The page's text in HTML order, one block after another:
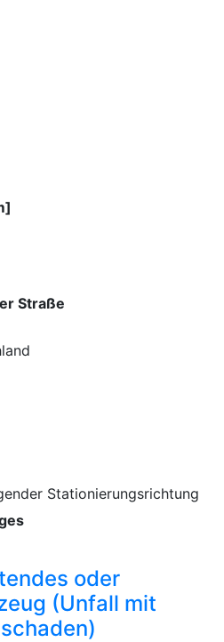
Straße
Stationierungsrichtung
oder
(Unfall mit